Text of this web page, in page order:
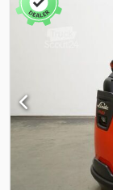
bendras plotis: